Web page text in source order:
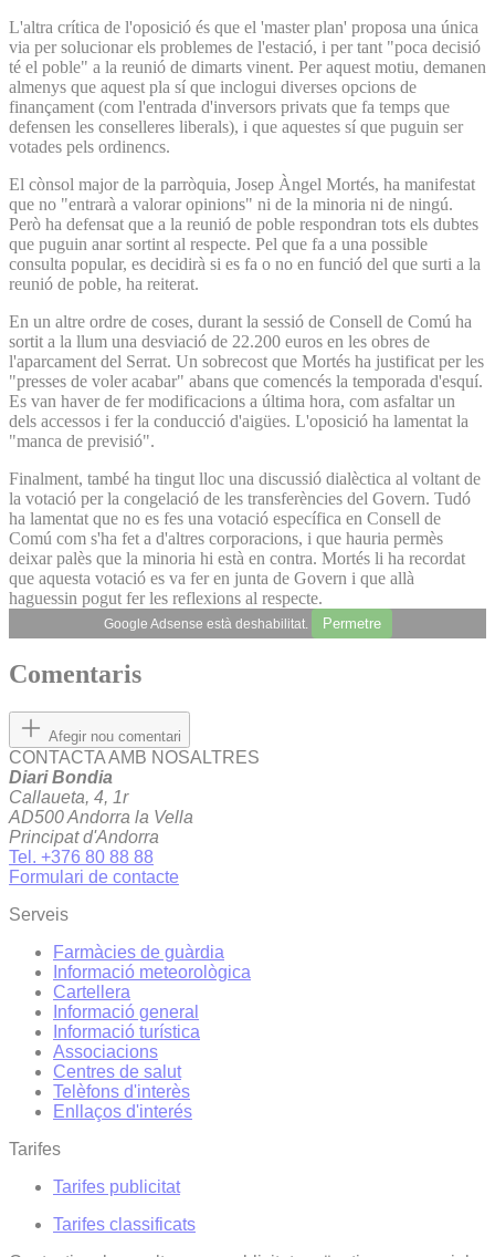
L'altra crítica de l'oposició és que el 'master plan' proposa una única
via per solucionar els problemes de l'estació, i per tant "poca decisió
té el poble" a la reunió de dimarts vinent. Per aquest motiu, demanen
almenys que aquest pla sí que inclogui diverses opcions de
finançament (com l'entrada d'inversors privats que fa temps que
defensen les conselleres liberals), i que aquestes sí que puguin ser
votades pels ordinencs.
El cònsol major de la parròquia, Josep Àngel Mortés, ha manifestat
que no "entrarà a valorar opinions" ni de la minoria ni de ningú.
Però ha defensat que a la reunió de poble respondran tots els dubtes
que puguin anar sortint al respecte. Pel que fa a una possible
consulta popular, es decidirà si es fa o no en funció del que surti a la
reunió de poble, ha reiterat.
En un altre ordre de coses, durant la sessió de Consell de Comú ha
sortit a la llum una desviació de 22.200 euros en les obres de
l'aparcament del Serrat. Un sobrecost que Mortés ha justificat per les
"presses de voler acabar" abans que comencés la temporada d'esquí.
Es van haver de fer modificacions a última hora, com asfaltar un
dels accessos i fer la conducció d'aigües. L'oposició ha lamentat la
"manca de previsió".
Finalment, també ha tingut lloc una discussió dialèctica al voltant de
la votació per la congelació de les transferències del Govern. Tudó
ha lamentat que no es fes una votació específica en Consell de
Comú com s'ha fet a d'altres corporacions, i que hauria permès
deixar palès que la minoria hi està en contra. Mortés li ha recordat
que aquesta votació es va fer en junta de Govern i que allà
haguessin pogut fer les reflexions al respecte.
Google Adsense està deshabilitat. Permetre
Comentaris
Afegir nou comentari
CONTACTA AMB NOSALTRES
Diari Bondia
Callaueta, 4, 1r
AD500 Andorra la Vella
Principat d'Andorra
Tel. +376 80 88 88
Formulari de contacte
Serveis
Farmàcies de guàrdia
Informació meteorològica
Cartellera
Informació general
Informació turística
Associacions
Centres de salut
Telèfons d'interès
Enllaços d'interés
Tarifes
Tarifes publicitat
Tarifes classificats